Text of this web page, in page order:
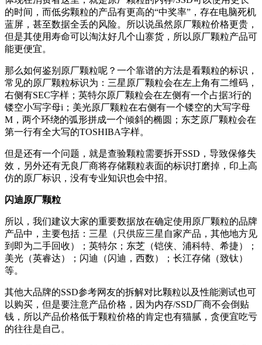
的时间，而低劣颗粒的产品有更高的“中奖率”，存在电脑死机
蓝屏，甚至数据全丢的风险。所以说虽然原厂颗粒价格更贵，
但是其使用寿命可以淘汰好几个山寨货，所以原厂颗粒产品可
能更便宜。
那么如何鉴别原厂颗粒呢？一个靠谱的方法是看颗粒的标识，
常见的原厂颗粒标识为：三星原厂颗粒会在左上角有二维码，
右侧有SEC字样；英特尔原厂颗粒会在左侧有一个占据3行的
镂空小写字母i；美光原厂颗粒在右侧有一个镂空的大写字母
M，两个环绕的弧形拼成一个倾斜的椭圆；东芝原厂颗粒会在
第一行有全大写的TOSHIBA字样。
但是还有一个问题，就是查验颗粒需要拆开SSD，导致保修失
效，另外还有无良厂商将存储颗粒表面的标识打磨掉，印上高
仿的原厂标识，没有专业知识也会中招。
闪迪原厂颗粒
所以，我们建议大家的重要数据放在确定使用原厂颗粒的品牌
产品中，主要包括：三星（只供应三星自家产品，其他地方见
到即为二手回收）；英特尔；东芝（铠侠、浦科特、希捷）；
美光（英睿达）；闪迪（闪迪，西数）；长江存储（致钛）
等。
其他大品牌的SSD参考网友的拆解对比颗粒以及性能测试也可
以购买，但是要注意产品价格，因为内存/SSD厂商不会倒贴
钱，所以产品价格低于颗粒价格的肯定也有猫腻，贪便宜吃亏
的往往是自己。